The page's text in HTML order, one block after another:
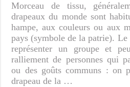
Morceau de tissu,
drapeaux du monde sont
hampe, aux couleurs ou aux
pays (symbole de la patrie). Le
représenter un groupe et
ralliement de personnes qui
ou des goûts communs : on
drapeau de la …